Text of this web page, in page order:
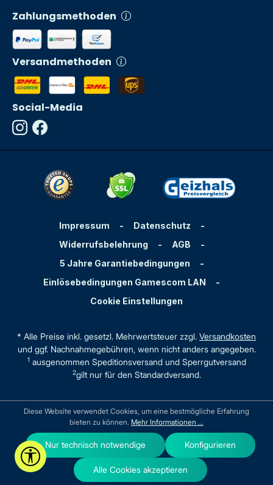
Zahlungsmethoden
Versandmethoden
Social-Media
Impressum - Datenschutz
-
Widerrufsbelehrung
- AGB
-
5 Jahre Garantiebedingungen
-
Einlösebedingungen Gamescom LAN
-
Cookie Einstellungen
* Alle Preise inkl. gesetzl. Mehrwertsteuer zzgl. Versandkosten
und ggf. Nachnahmegebühren, wenn nicht anders angegeben.
1ausgenommen Speditionsversand und Sperrgutversand
2gilt nur für den Standardversand.
Werkzeugleiste anzeigen
Diese Website verwendet Cookies, um eine bestmögliche Erfahrung
bieten zu können. Mehr Informationen ...
Nur technisch notwendige Konfigurieren
Alle Cookies akzeptieren